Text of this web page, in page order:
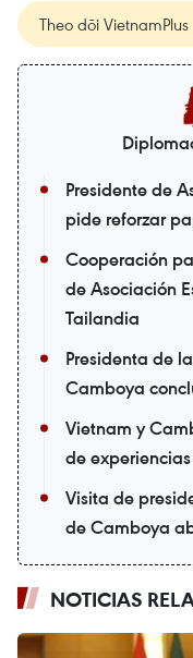
Theo dõi VietnamPlus
Presidente de
pide reforzar
Cooperación
de Asociación
Tailandia
Presidenta de
Camboya
Vietnam y
de
Visita de
de Camboya
NOTICIAS